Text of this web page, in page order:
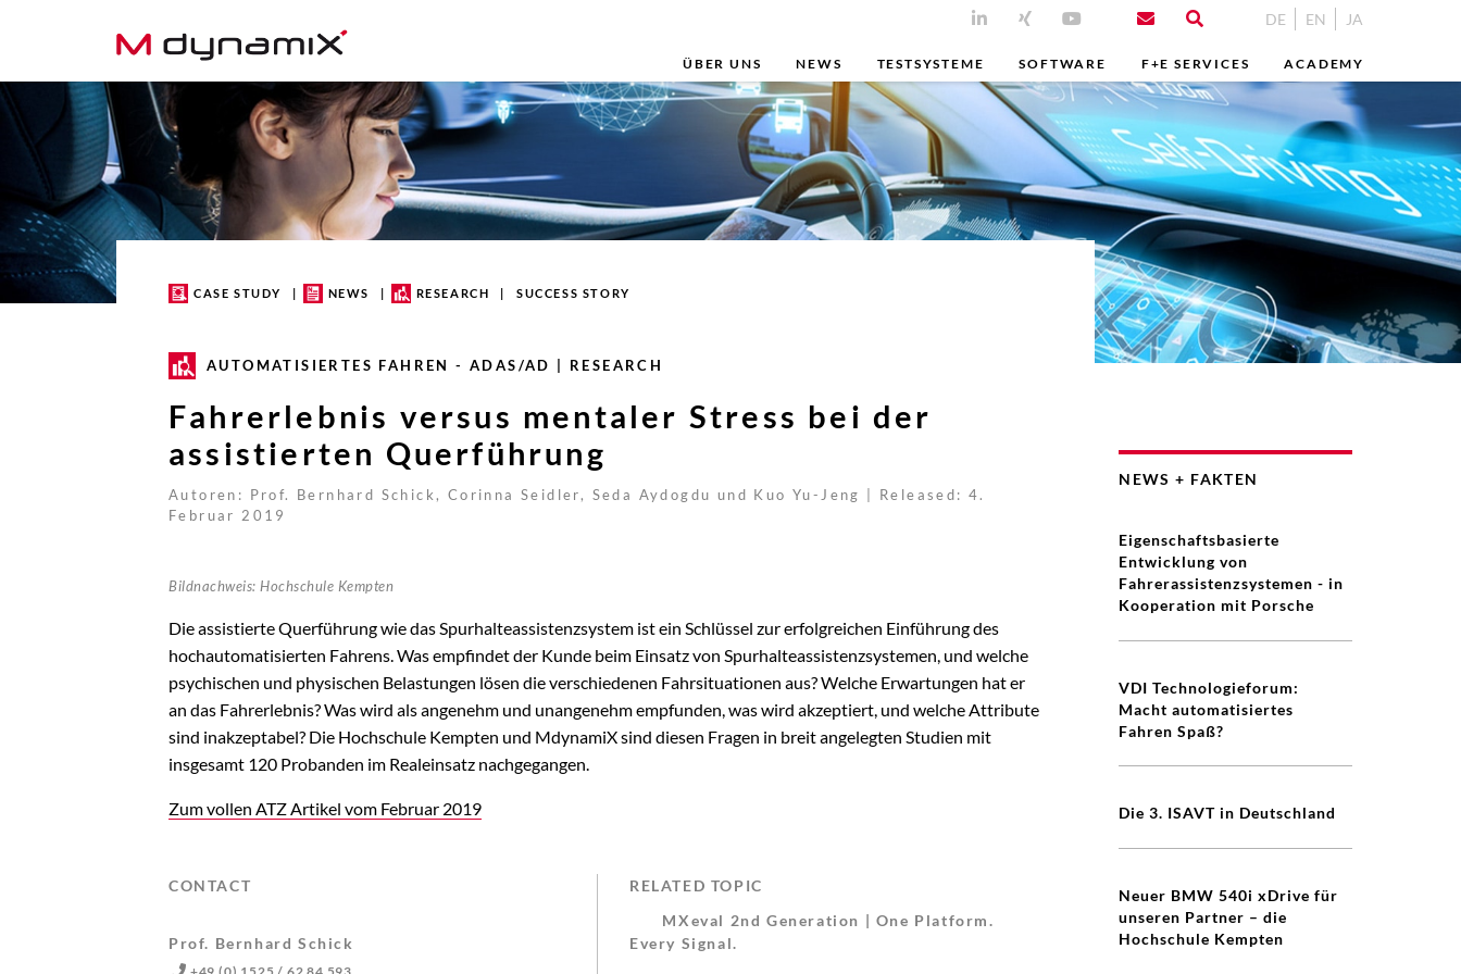
Skip
to
content
DE EN JA
ÜBER UNS NEWS TESTSYSTEME SOFTWARE F+E SERVICES ACADEMY
CASE STUDY NEWS RESEARCH SUCCESS STORY
AUTOMATISIERTES FAHREN - ADAS/AD | RESEARCH
Fahrerlebnis versus mentaler Stress bei der
assistierten Querführung
Autoren: Prof. Bernhard Schick, Corinna Seidler, Seda Aydogdu und Kuo Yu-Jeng | Released: 4.
Februar 2019
Bildnachweis: Hochschule Kempten
Die assistierte Querführung wie das Spurhalteassistenzsystem ist ein Schlüssel zur erfolgreichen Einführung des
hochautomatisierten Fahrens. Was empfindet der Kunde beim Einsatz von Spurhalteassistenzsystemen, und welche
psychischen und physischen Belastungen lösen die verschiedenen Fahrsituationen aus? Welche Erwartungen hat er
an das Fahrerlebnis? Was wird als angenehm und unangenehm empfunden, was wird akzeptiert, und welche Attribute
sind inakzeptabel? Die Hochschule Kempten und MdynamiX sind diesen Fragen in breit angelegten Studien mit
insgesamt 120 Probanden im Realeinsatz nachgegangen.
Zum vollen ATZ Artikel vom Februar 2019
CONTACT
Prof. Bernhard Schick
RELATED TOPIC
MXeval 2nd Generation | One Platform.
Every Signal.
NEWS + FAKTEN
Eigenschaftsbasierte
Entwicklung von
Fahrerassistenzsystemen - in
Kooperation mit Porsche
VDI Technologieforum:
Macht automatisiertes
Fahren Spaß?
Die 3. ISAVT in Deutschland
Neuer BMW 540i xDrive für
unseren Partner – die
Hochschule Kempten